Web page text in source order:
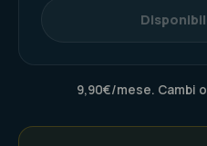
9,90€/mese. Cambi